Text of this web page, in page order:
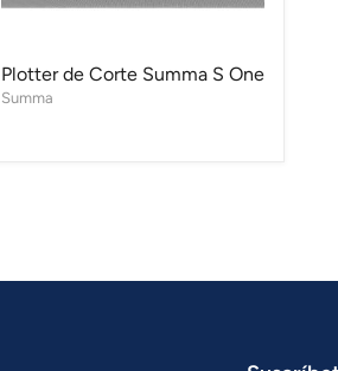
Plotter de Corte Summa S One
Summa